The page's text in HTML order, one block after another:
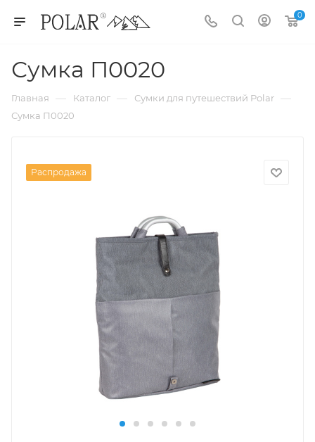
0
Сумка П0020
Главная — Каталог — Сумки для путешествий Polar —
Сумка П0020
Распродажа